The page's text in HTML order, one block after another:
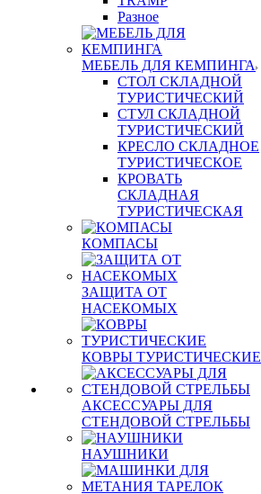
Разное
МЕБЕЛЬ ДЛЯ КЕМПИНГА
СТОЛ СКЛАДНОЙ
ТУРИСТИЧЕСКИЙ
СТУЛ СКЛАДНОЙ
ТУРИСТИЧЕСКИЙ
КРЕСЛО СКЛАДНОЕ
ТУРИСТИЧЕСКОЕ
КРОВАТЬ
СКЛАДНАЯ
ТУРИСТИЧЕСКАЯ
КОМПАСЫ
ЗАЩИТА ОТ
НАСЕКОМЫХ
КОВРЫ ТУРИСТИЧЕСКИЕ
АКСЕССУАРЫ ДЛЯ
СТЕНДОВОЙ СТРЕЛЬБЫ
НАУШНИКИ